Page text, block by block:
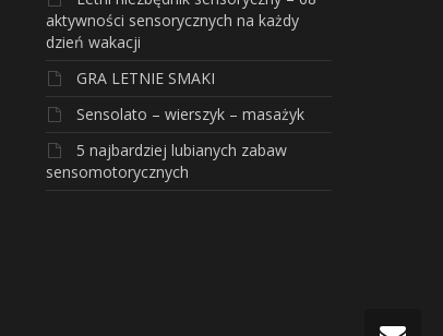
aktywności sensorycznych na każdy
dzień wakacji
GRA LETNIE SMAKI
Sensolato – wierszyk – masażyk
5 najbardziej lubianych zabaw
sensomotorycznych